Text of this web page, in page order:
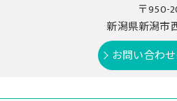
〒950-
新潟県新潟市
お問い合わ